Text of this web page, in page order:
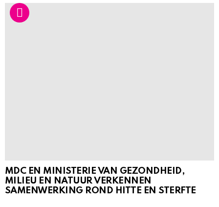
MDC EN MINISTERIE VAN GEZONDHEID,
MILIEU EN NATUUR VERKENNEN
SAMENWERKING ROND HITTE EN STERFTE